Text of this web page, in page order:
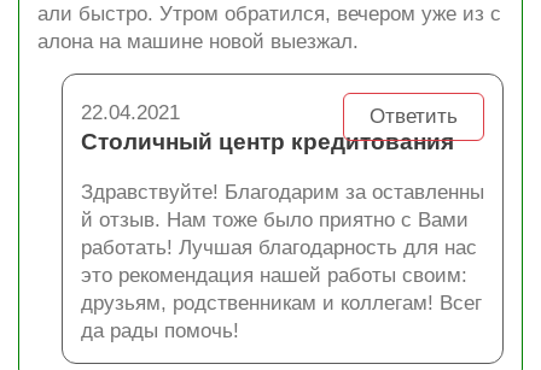
али быстро. Утром обратился, вечером уже из с
алона на машине новой выезжал.
Ответить
22.04.2021
Столичный центр кредитования
Здравствуйте! Благодарим за оставленны
й отзыв. Нам тоже было приятно с Вами
работать! Лучшая благодарность для нас
это рекомендация нашей работы своим:
друзьям, родственникам и коллегам! Всег
да рады помочь!